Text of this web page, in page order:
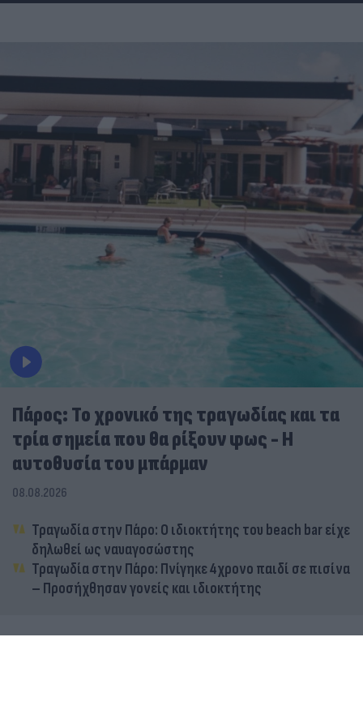
Πάρος: Το χρονικό της τραγωδίας και τα
τρία σημεία που θα ρίξουν φως - Η
αυτοθυσία του μπάρμαν
08.08.2026
Τραγωδία στην Πάρο: Ο ιδιοκτήτης του beach bar είχε
δηλωθεί ως ναυαγοσώστης
Τραγωδία στην Πάρο: Πνίγηκε 4χρονο παιδί σε πισίνα
– Προσήχθησαν γονείς και ιδιοκτήτης